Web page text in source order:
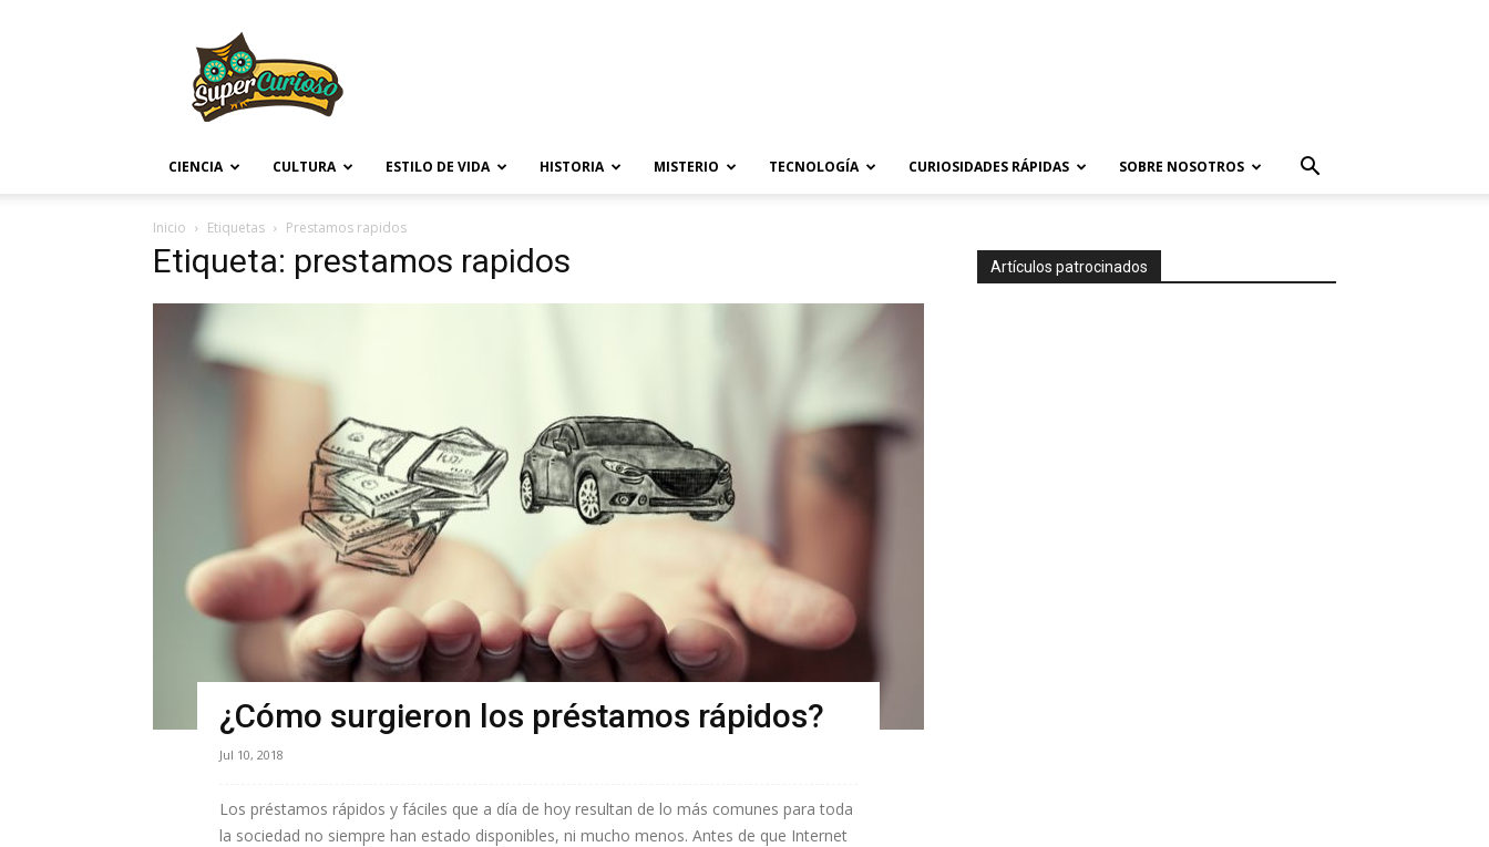
CIENCIA CULTURA ESTILO DE VIDA HISTORIA MISTERIO TECNOLOGÍA CURIOSIDADES RÁPIDAS SOBRE NOSOTROS
Inicio Etiquetas Prestamos rapidos
Etiqueta: prestamos rapidos
¿Cómo surgieron los préstamos rápidos?
Jul 10, 2018
Los préstamos rápidos y fáciles que a día de hoy resultan de lo más comunes para toda
la sociedad no siempre han estado disponibles, ni mucho menos. Antes de que Internet
Artículos patrocinados